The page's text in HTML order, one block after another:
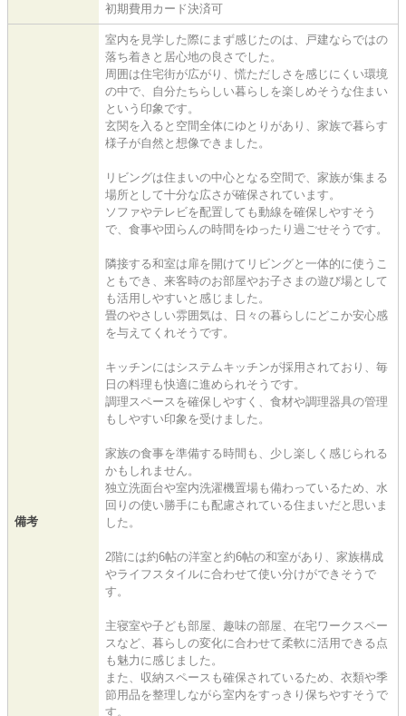
初期費用カード決済可
備考
室内を見学した際にまず感じたのは、戸建ならではの
落ち着きと居心地の良さでした。
周囲は住宅街が広がり、慌ただしさを感じにくい環境
の中で、自分たちらしい暮らしを楽しめそうな住まい
という印象です。
玄関を入ると空間全体にゆとりがあり、家族で暮らす
様子が自然と想像できました。
リビングは住まいの中心となる空間で、家族が集まる
場所として十分な広さが確保されています。
ソファやテレビを配置しても動線を確保しやすそう
で、食事や団らんの時間をゆったり過ごせそうです。
隣接する和室は扉を開けてリビングと一体的に使うこ
ともでき、来客時のお部屋やお子さまの遊び場として
も活用しやすいと感じました。
畳のやさしい雰囲気は、日々の暮らしにどこか安心感
を与えてくれそうです。
キッチンにはシステムキッチンが採用されており、毎
日の料理も快適に進められそうです。
調理スペースを確保しやすく、食材や調理器具の管理
もしやすい印象を受けました。
家族の食事を準備する時間も、少し楽しく感じられる
かもしれません。
独立洗面台や室内洗濯機置場も備わっているため、水
回りの使い勝手にも配慮されている住まいだと思いま
した。
2階には約6帖の洋室と約6帖の和室があり、家族構成
やライフスタイルに合わせて使い分けができそうで
す。
主寝室や子ども部屋、趣味の部屋、在宅ワークスペー
スなど、暮らしの変化に合わせて柔軟に活用できる点
も魅力に感じました。
また、収納スペースも確保されているため、衣類や季
節用品を整理しながら室内をすっきり保ちやすそうで
す。